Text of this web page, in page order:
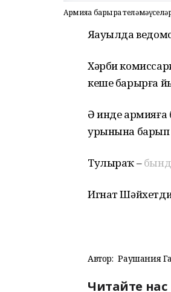
Армияға барырға
Яңауылда
Хәрби
кеше барырға
Ә инде армияға
урынына барып
Тулыраҡ –
Игнат
Автор: Раушания
Читайте нас